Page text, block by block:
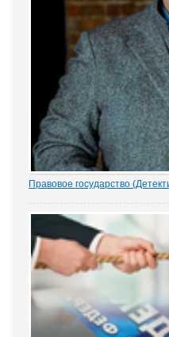
Правовое государство
Добрыня исподлобья бросил
- Я был...